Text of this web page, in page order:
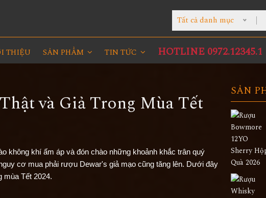
Tất cả danh mục
THIỆU SẢN PHẨM TIN TỨC HOTLINE 0972.12345.1
và Giả Trong Mùa Tết
không khí ấm áp và đón chào những khoảnh khắc trân quý
cơ mua phải rượu Dewar's giả mạo cũng tăng lên. Dưới đây
mùa Tết 2024.
SẢN